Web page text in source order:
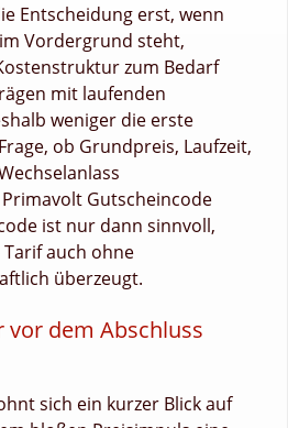
Entscheidung erst, wenn
Vordergrund steht,
zum Bedarf
mit laufenden
weniger die erste
ob Grundpreis, Laufzeit,
Gutscheincode
ist nur dann sinnvoll,
auch ohne
überzeugt.
vor dem Abschluss
sich ein kurzer Blick auf